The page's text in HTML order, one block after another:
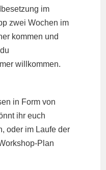
im
zwei Wochen im
kommen und
willkommen.
in Form von
ihr euch
oder im Laufe der
Plan